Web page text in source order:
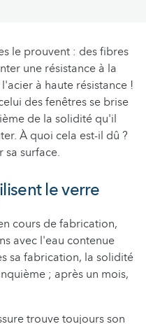
le prouvent : des fibres
une résistance à la
à haute résistance !
des fenêtres se brise
de la solidité qu'il
À quoi cela est-il dû ?
sa surface.
le verre
cours de fabrication,
avec l'eau contenue
sa fabrication, la solidité
; après un mois,
trouve toujours son